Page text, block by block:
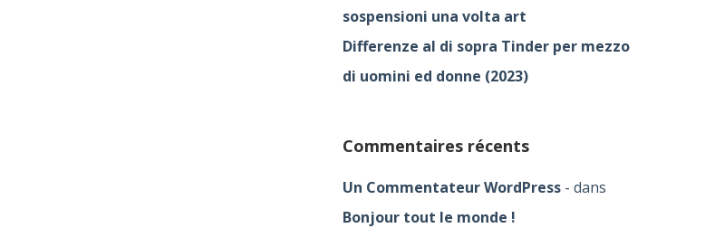
sospensioni una volta art
Differenze al di sopra Tinder per mezzo
di uomini ed donne (2023)
Commentaires récents
Un Commentateur WordPress
dans
Bonjour tout le monde !